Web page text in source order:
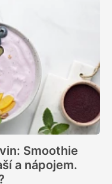
Smoothie
a nápojem.